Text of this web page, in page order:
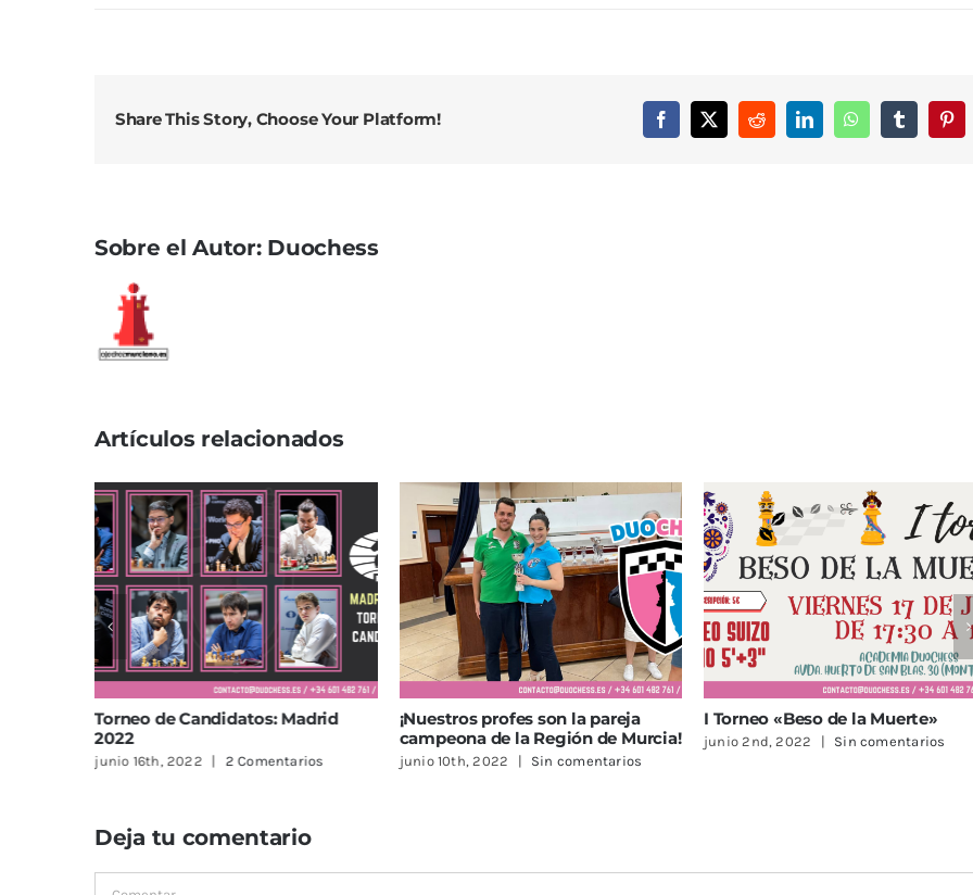
Share This Story, Choose Your Platform! Facebook
X RedditLinkedInWhatsAppTumblr
Sobre el Autor: Duochess
Artículos relacionados
Torneo de Candidatos: Madrid
junio 16th, 2022 | 2 Comentarios
¡Nuestros profes son la pareja
campeona de la Región de Murcia!
junio 10th, 2022 | Sin comentarios
I Torneo «Beso de la Muerte»
junio 2nd, 2022 | Sin comentarios
Deja tu comentario